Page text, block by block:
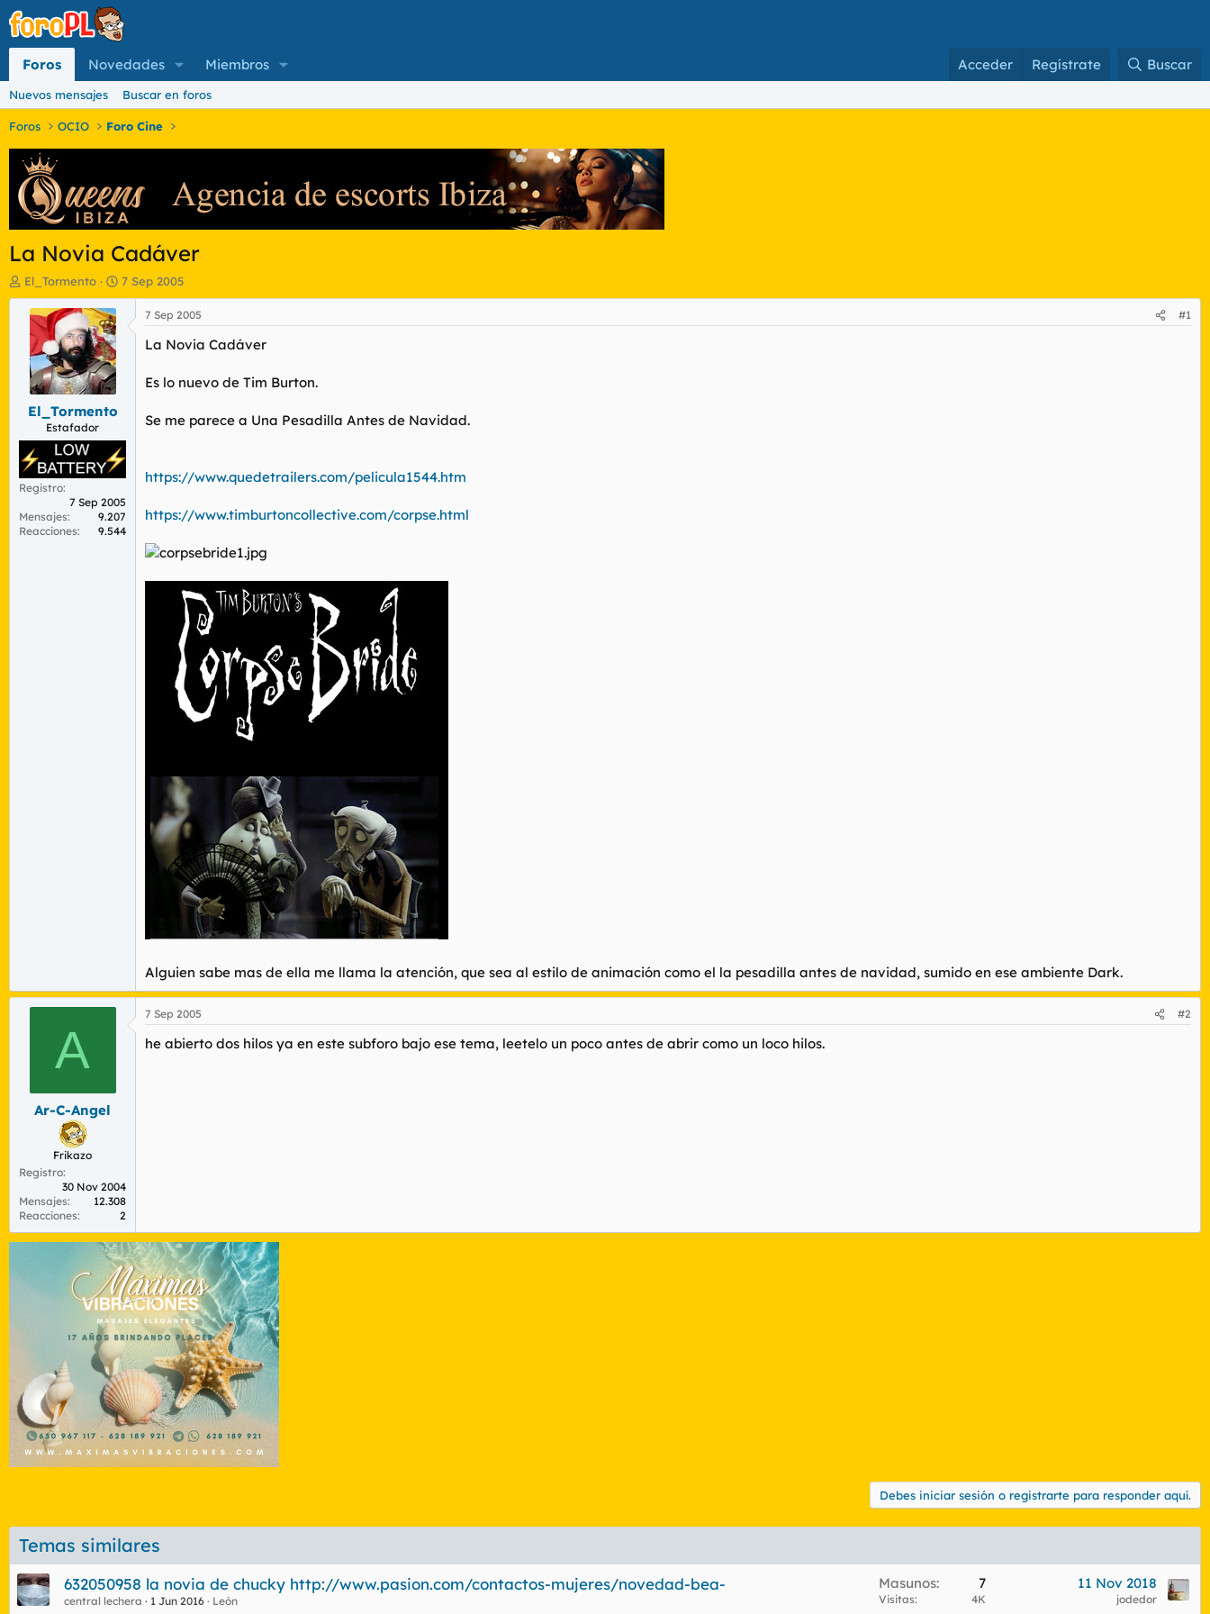
Foros Novedades Miembros Acceder Regístrate Buscar
Nuevos mensajes Buscar en foros
Foros OCIO Foro Cine
La Novia Cadáver
I
n
a
d
o
e
l
t
e
a
El_Tormento
F
e
c
i
7 Sep 2005
El_Tormento
Estafador
Registro
7 Sep 2005
Mensajes
9.207
Reacciones
9.544
7 Sep 2005 #1
La Novia Cadáver
Es lo nuevo de Tim Burton.
Se me parece a Una Pesadilla Antes de Navidad.
https://www.quedetrailers.com/pelicula1544.htm
https://www.timburtoncollective.com/corpse.html
Alguien sabe mas de ella me llama la atención, que sea al estilo de animación como el la pesadilla antes de navidad, sumido en ese ambiente Dark.
A
Ar-C-Angel
Frikazo
Registro
30 Nov 2004
Mensajes
12.308
Reacciones
2
7 Sep 2005 #2
he abierto dos hilos ya en este subforo bajo ese tema, leetelo un poco antes de abrir como un loco hilos.
Debes iniciar sesión o registrarte para responder aquí.
Temas similares
632050958 la novia de chucky http://www.pasion.com/contactos-mujeres/novedad-bea-
central lechera 1 Jun 2016 León
Masunos 7
Visitas 4K
11 Nov 2018
jodedor